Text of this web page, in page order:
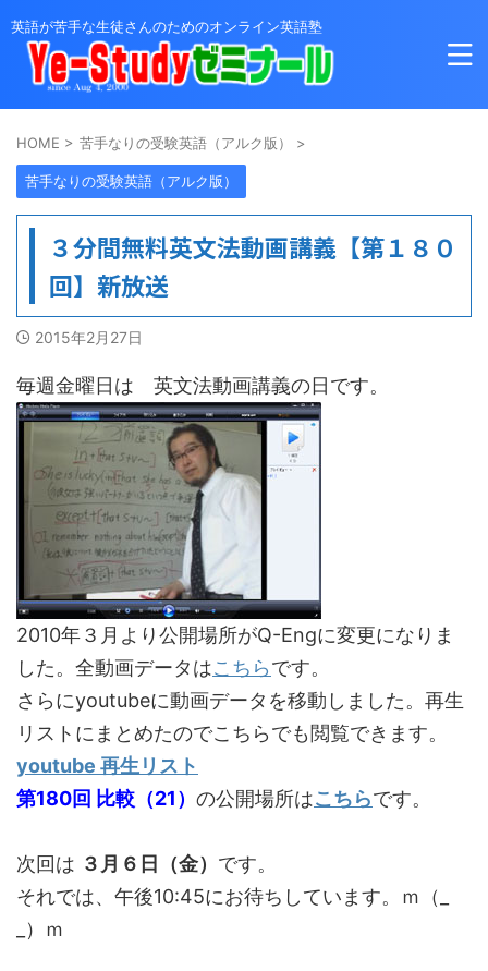
英語が苦手な生徒さんのためのオンライン英語塾
HOME > 苦手なりの受験英語（アルク版） >
苦手なりの受験英語（アルク版）
３分間無料英文法動画講義【第１８０
回】新放送
2015年2月27日
毎週金曜日は 英文法動画講義の日です。
2010年３月より公開場所がQ-Engに変更になりま
した。全動画データはこちらです。
さらにyoutubeに動画データを移動しました。再生
リストにまとめたのでこちらでも閲覧できます。
youtube 再生リスト
第180回 比較（21） の公開場所はこちらです。
次回は ３月６日（金） です。
それでは、午後10:45にお待ちしています。ｍ（_
_）ｍ